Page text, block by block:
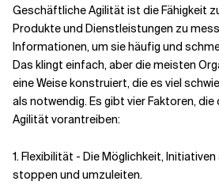
Geschäftliche Agilität ist die Fähigkeit
Produkte und Dienstleistungen zu
Informationen, um sie häufig und
Das klingt einfach, aber die meisten
eine Weise konstruiert, die es viel
als notwendig. Es gibt vier Faktoren,
Agilität vorantreiben:
1. Flexibilität - Die Möglichkeit,
stoppen und umzuleiten.